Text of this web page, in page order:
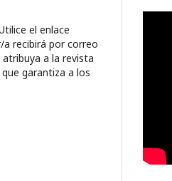
el enlace
recibirá por correo
a la revista
garantiza a los